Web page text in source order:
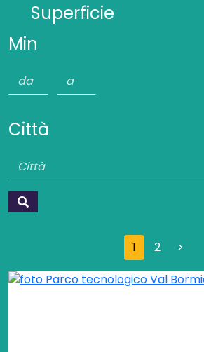
Superficie
Min
Città

1 2 >